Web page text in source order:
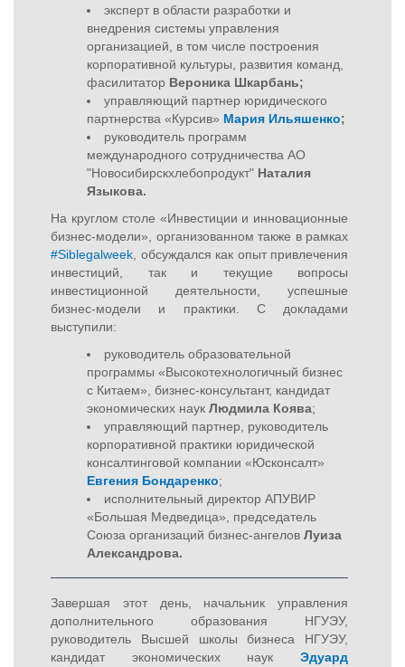
эксперт в области разработки и
внедрения системы управления
организацией, в том числе построения
корпоративной культуры, развития команд,
фасилитатор Вероника Шкарбань;
управляющий партнер юридического
партнерства «Курсив» Мария Ильяшенко;
руководитель программ
международного сотрудничества АО
"Новосибирскхлебопродукт" Наталия
Языкова.
На круглом столе «Инвестиции и инновационные
бизнес-модели», организованном также в рамках
#Siblegalweek , обсуждался как опыт привлечения
инвестиций, так и текущие вопросы
инвестиционной деятельности, успешные
бизнес-модели и практики. С докладами
выступили:
руководитель образовательной
программы «Высокотехнологичный бизнес
с Китаем», бизнес-консультант, кандидат
экономических наук Людмила Коява;
управляющий партнер, руководитель
корпоративной практики юридической
консалтинговой компании «Юсконсалт»
Евгения Бондаренко;
исполнительный директор АПУВИР
«Большая Медведица», председатель
Союза организаций бизнес-ангелов Луиза
Александрова.
Завершая этот день, начальник управления
дополнительного образования НГУЭУ,
руководитель Высшей школы бизнеса НГУЭУ,
кандидат экономических наук Эдуард